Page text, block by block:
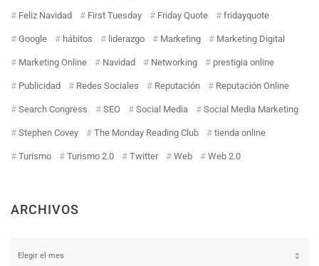
Feliz Navidad First Tuesday Friday Quote fridayquote
Google hábitos liderazgo Marketing Marketing Digital
Marketing Online Navidad Networking prestigia online
Publicidad Redes Sociales Reputación Reputación Online
Search Congress SEO Social Media Social Media Marketing
Stephen Covey The Monday Reading Club tienda online
Turismo Turismo 2.0 Twitter Web Web 2.0
ARCHIVOS